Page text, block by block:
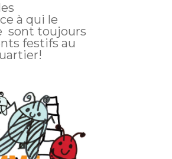
à qui le
sont toujours
festifs au